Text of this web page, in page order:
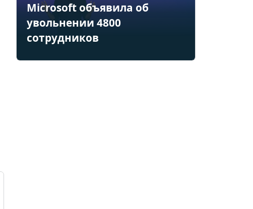
Microsoft объявила об
увольнении 4800
сотрудников